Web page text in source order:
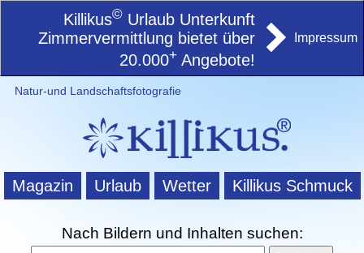
Killikus© Urlaub Unterkunft
Zimmervermittlung bietet über
20.000+ Angebote!
Impressum
Natur-und Landschaftsfotografie
Magazin Urlaub Wetter Killikus Schmuck
Nach Bildern und Inhalten suchen: